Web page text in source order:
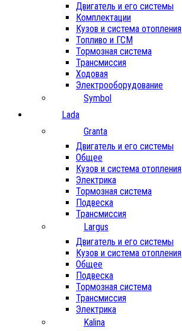
Двигатель и его системы
Комплектации
Кузов и система отопления
Топливо и ГСМ
Тормозная система
Трансмиссия
Ходовая
Электрооборудование
Symbol
Lada
Granta
Двигатель и его системы
Общее
Кузов и система отопления
Электрика
Тормозная система
Подвеска
Трансмиссия
Largus
Двигатель и его системы
Кузов и система отопления
Общее
Подвеска
Тормозная система
Трансмиссия
Электрика
Kalina